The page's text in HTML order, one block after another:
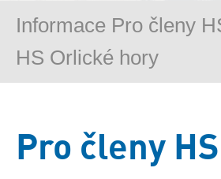
Informace Pro členy
HS Orlické hory
Pro členy